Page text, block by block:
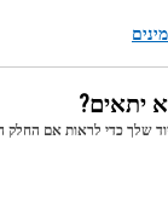
כדי לראות אם החלק